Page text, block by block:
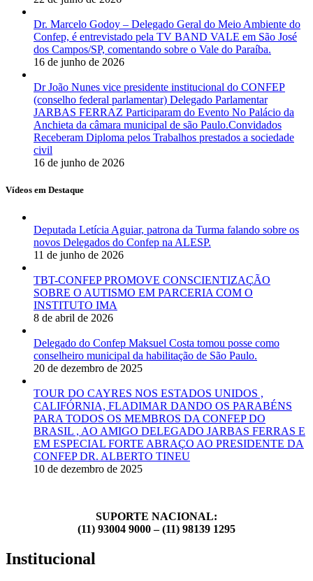
Dr. Marcelo Godoy – Delegado Geral do Meio Ambiente do
Confep, é entrevistado pela TV BAND VALE em São José
dos Campos/SP, comentando sobre o Vale do Paraíba.
16 de junho de 2026
Dr João Nunes vice presidente institucional do CONFEP
(conselho federal parlamentar) Delegado Parlamentar
JARBAS FERRAZ Participaram do Evento No Palácio da
Anchieta da câmara municipal de são Paulo.Convidados
Receberam Diploma pelos Trabalhos prestados a sociedade
civil
16 de junho de 2026
Vídeos em Destaque
Deputada Letícia Aguiar, patrona da Turma falando sobre os
novos Delegados do Confep na ALESP.
11 de junho de 2026
TBT-CONFEP PROMOVE CONSCIENTIZAÇÃO
SOBRE O AUTISMO EM PARCERIA COM O
INSTITUTO IMA
8 de abril de 2026
Delegado do Confep Maksuel Costa tomou posse como
conselheiro municipal da habilitação de São Paulo.
20 de dezembro de 2025
TOUR DO CAYRES NOS ESTADOS UNIDOS ,
CALIFÓRNIA, FLADIMAR DANDO OS PARABÉNS
PARA TODOS OS MEMBROS DA CONFEP DO
BRASIL , AO AMIGO DELEGADO JARBAS FERRAS E
EM ESPECIAL FORTE ABRAÇO AO PRESIDENTE DA
CONFEP DR. ALBERTO TINEU
10 de dezembro de 2025
SUPORTE NACIONAL:
(11) 93004 9000 – (11) 98139 1295
Institucional